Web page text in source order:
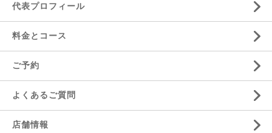
代表プロフィール
料金とコース
ご予約
よくあるご質問
店舗情報